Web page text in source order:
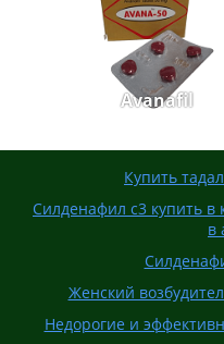
Avanafil
Купить
Силденафил с3 купить в
в
Женский
Недорогие и